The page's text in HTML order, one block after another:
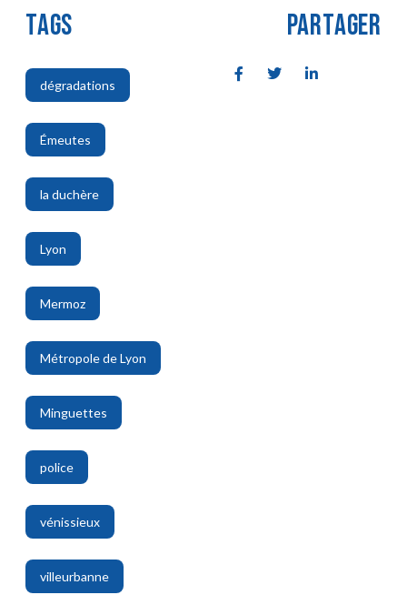
TAGS
dégradations
,
Émeutes
,
la duchère
,
Lyon
,
Mermoz
,
Métropole de Lyon
,
Minguettes
,
police
,
vénissieux
,
villeurbanne
,
PARTAGER